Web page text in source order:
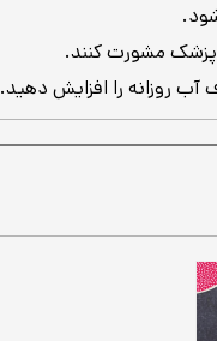
پزشک مشورت کنند.
آب روزانه را افزایش دهید.